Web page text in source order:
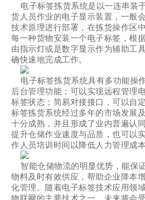
电子标签拣货系统是以一连串装
货人员作业的电子显示装置，一般
技术原理进行部署，在拣货操作区
每一种货物安装一个电子标签，根
由指示灯或是数字显示作为辅助工
确快速地完成工作。
电子标签拣货系统具有多功能操
后台管理功能；可以实现远程管理
标签状态；简易对接接口，可以自
标签拣货系统经过多年的市场发展
十分成熟，并且形成了业内普遍认
提升仓储作业速度与品质，也可以
作人员培训时间以降低人力管理成本
智能仓储物流的明显优势，能保
物料及时有效供应，帮助企业降本
化管理。随着电子标签技术应用领
物联网的主要技术之一，未来将会